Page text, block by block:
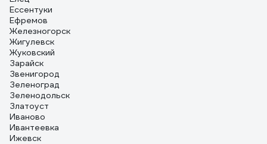
Ессентуки
Ефремов
Железногорск
Жигулевск
Жуковский
Зарайск
Звенигород
Зеленоград
Зеленодольск
Златоуст
Иваново
Ивантеевка
Ижевск